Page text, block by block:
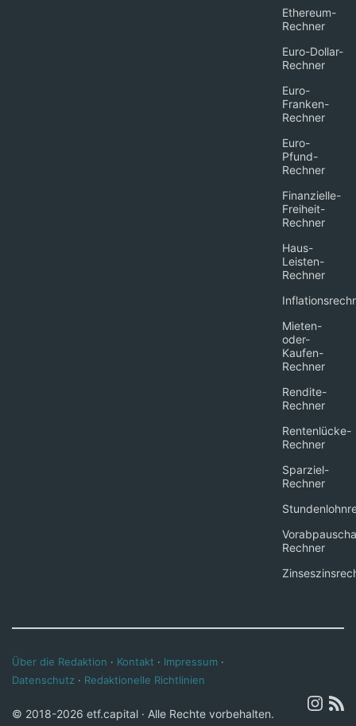
Ethereum-
Rechner
Euro-Dollar-
Rechner
Euro-
Franken-
Rechner
Euro-
Pfund-
Rechner
Finanzielle-
Freiheit-
Rechner
Haus-
Leisten-
Rechner
Mieten-
oder-
Kaufen-
Rechner
Rendite-
Rechner
Rentenlücke-
Rechner
Sparziel-
Rechner
Rechner
Über die Redaktion · Kontakt · Impressum ·
Datenschutz · Redaktionelle Richtlinien
© 2018-2026 etf.capital · Alle Rechte vorbehalten.